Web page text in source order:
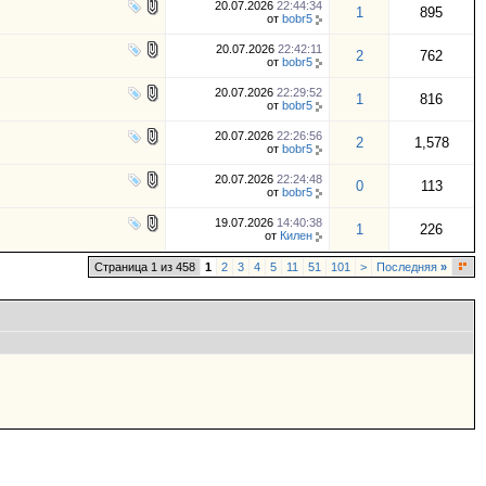
20.07.2026 22:44:34
от bobr5 1 895
20.07.2026 22:42:11
от bobr5 2 762
20.07.2026 22:29:52
от bobr5 1 816
20.07.2026 22:26:56
от bobr5 2 1,578
20.07.2026 22:24:48
от bobr5 0 113
19.07.2026 14:40:38
от Килен 1 226
Страница 1 из 458 1 2 3 4 5 11 51 101 > Последняя »